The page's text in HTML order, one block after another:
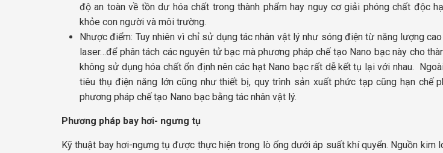
độ an toàn về tồn dư hóa chất trong thành phẩm hay nguy cơ giải phóng chất độc
khỏe con người và môi trường.
Nhược điểm: Tuy nhiên vì chỉ sử dụng tác nhân vật lý như sóng điện từ năng lượng
laser…để phân tách các nguyên tử bạc mà phương pháp chế tạo Nano bạc này cho
không sử dụng hóa chất ổn định nên các hạt Nano bạc rất dễ kết tụ lại với nhau.
tiêu thụ điện năng lớn cũng như thiết bị, quy trình sản xuất phức tạp cũng hạn chế
phương pháp chế tạo Nano bạc bằng tác nhân vật lý.
Phương pháp bay hơi- ngưng tụ
Kỹ thuật bay hơi-ngưng tụ được thực hiện trong lò ống dưới áp suất khí quyển. Nguồn kim